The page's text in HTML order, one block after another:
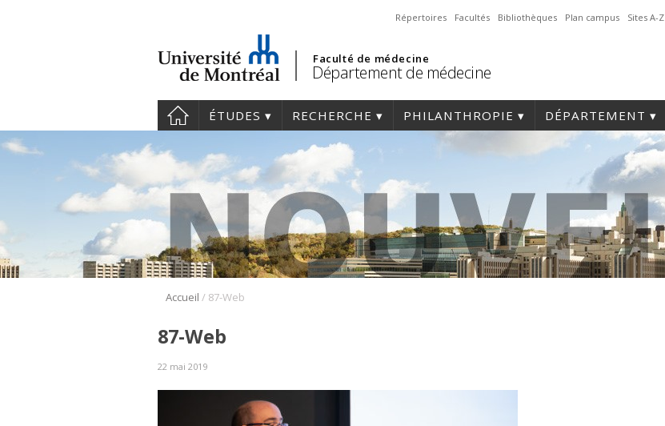
Répertoires Facultés Bibliothèques Plan campus Sites A-Z
Faculté de médecine
Département de médecine
ÉTUDES RECHERCHE PHILANTHROPIE DÉPARTEMENT
Accueil / 87-Web
87-Web
22 mai 2019